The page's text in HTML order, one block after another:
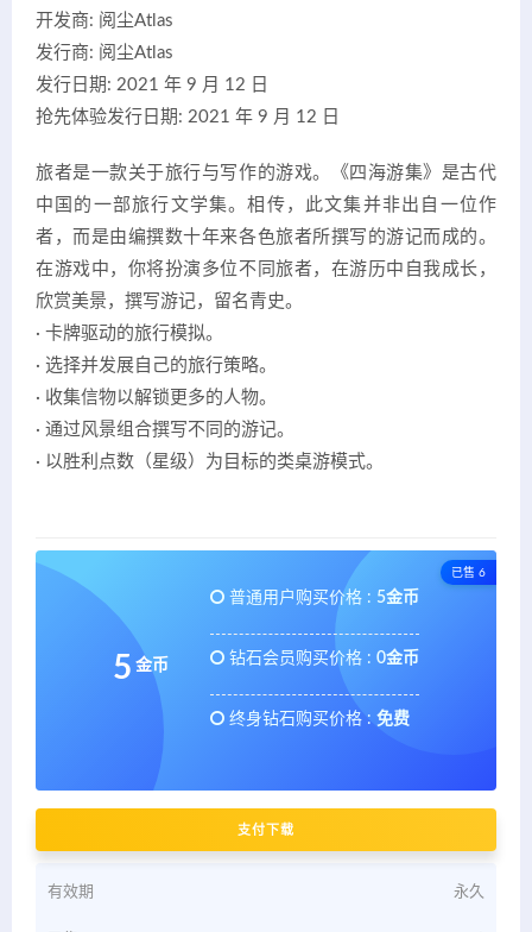
开发商: 阅尘Atlas
发行商: 阅尘Atlas
发行日期: 2021 年 9 月 12 日
抢先体验发行日期: 2021 年 9 月 12 日
旅者是一款关于旅行与写作的游戏。《四海游集》是古代
中国的一部旅行文学集。相传，此文集并非出自一位作
者，而是由编撰数十年来各色旅者所撰写的游记而成的。
在游戏中，你将扮演多位不同旅者，在游历中自我成长，
欣赏美景，撰写游记，留名青史。
· 卡牌驱动的旅行模拟。
· 选择并发展自己的旅行策略。
· 收集信物以解锁更多的人物。
· 通过风景组合撰写不同的游记。
· 以胜利点数（星级）为目标的类桌游模式。
已售 6
5 金币
普通用户购买价格 : 5金币
钻石会员购买价格 : 0金币
终身钻石购买价格 : 免费
支付下载
有效期 永久